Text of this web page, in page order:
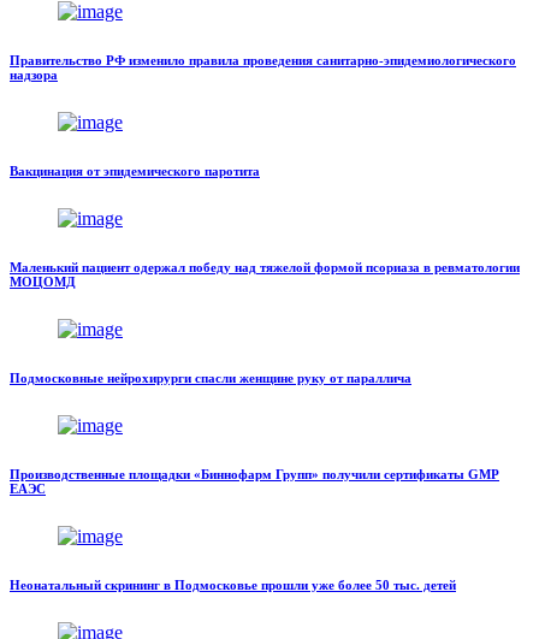
Правительство РФ изменило правила проведения санитарно-эпидемиологического
надзора
Вакцинация от эпидемического паротита
Маленький пациент одержал победу над тяжелой формой псориаза в ревматологии
МОЦОМД
Подмосковные нейрохирурги спасли женщине руку от параллича
Производственные площадки «Биннофарм Групп» получили сертификаты GMP
ЕАЭС
Неонатальный скрининг в Подмосковье прошли уже более 50 тыс. детей